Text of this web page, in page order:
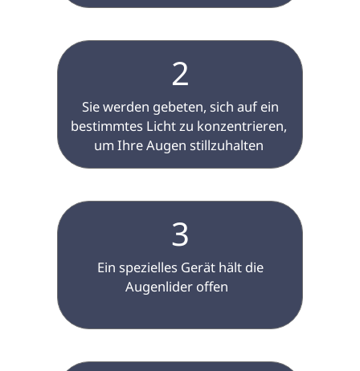
2
bestimmtes Licht zu konzentrieren,
um Ihre Augen stillzuhalten
3
Augenlider offen